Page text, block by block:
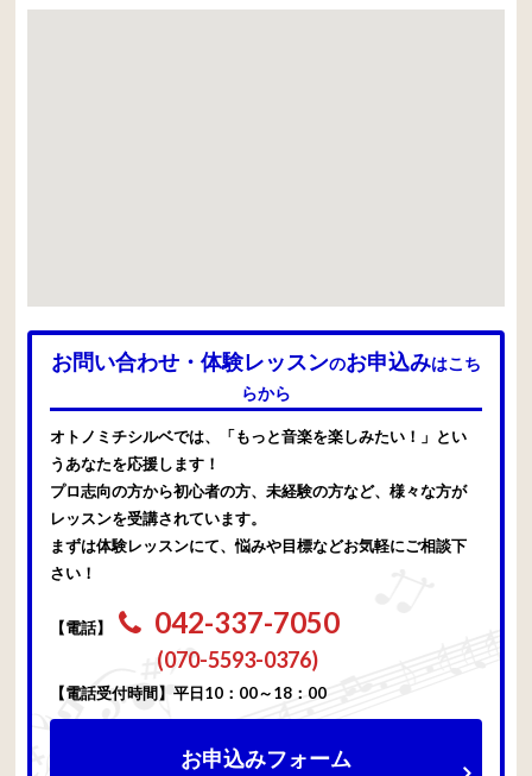
お問い合わせ・体験レッスンのお申込みはこち
らから
オトノミチシルベでは、「もっと音楽を楽しみたい！」とい
うあなたを応援します！
プロ志向の方から初心者の方、未経験の方など、様々な方が
レッスンを受講されています。
まずは体験レッスンにて、悩みや目標などお気軽にご相談下
さい！
【電話】 042-337-7050
(070-5593-0376)
【電話受付時間】平日10：00～18：00
お申込みフォーム